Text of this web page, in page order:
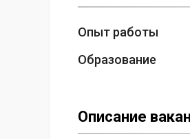
Опыт работы
Образование
Описание